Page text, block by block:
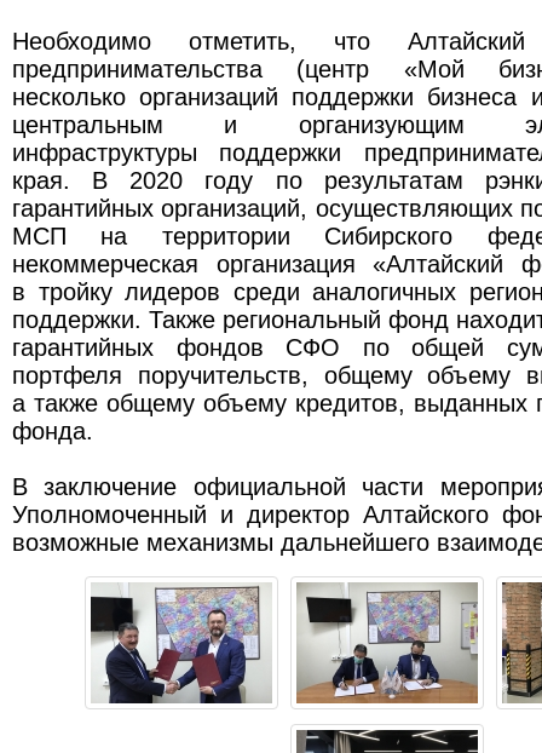
Необходимо отметить, что
предпринимательства (центр «Мой
несколько организаций поддержки бизнеса
центральным и организующим
инфраструктуры поддержки
края. В 2020 году по результатам
гарантийных организаций, осуществляющих
МСП на территории Сибирского
некоммерческая организация
в тройку лидеров среди аналогичных
поддержки. Также региональный фонд
гарантийных фондов СФО по общей
портфеля поручительств, общему объему
а также общему объему кредитов, выданных
фонда.
В заключение официальной части
Уполномоченный и директор Алтайского
возможные механизмы дальнейшего